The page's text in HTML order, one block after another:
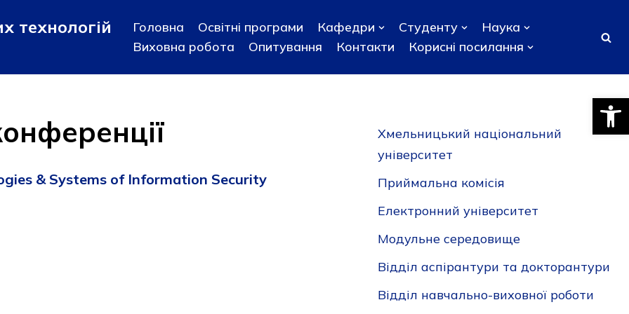
технологій Головна Освітні програми Кафедри Студенту
Наука
Виховна робота
Опитування Контакти Корисні посилання
& Systems of Information Security
Хмельницький національний
університет
Приймальна комісія
Електронний університет
Модульне середовище
Відділ аспірантури та докторантури
Відділ навчально-виховної роботи